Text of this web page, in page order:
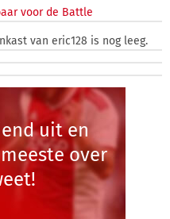
voor de Battle
van eric128 is nog leeg.
uit en
over